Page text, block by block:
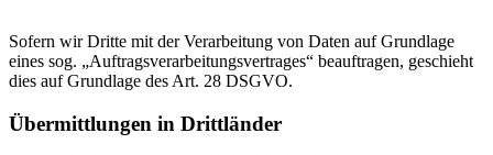
Sofern wir Dritte mit der Verarbeitung von Daten auf Grundlage
eines sog. „Auftragsverarbeitungsvertrages“ beauftragen, geschieht
dies auf Grundlage des Art. 28 DSGVO.
Übermittlungen in Drittländer